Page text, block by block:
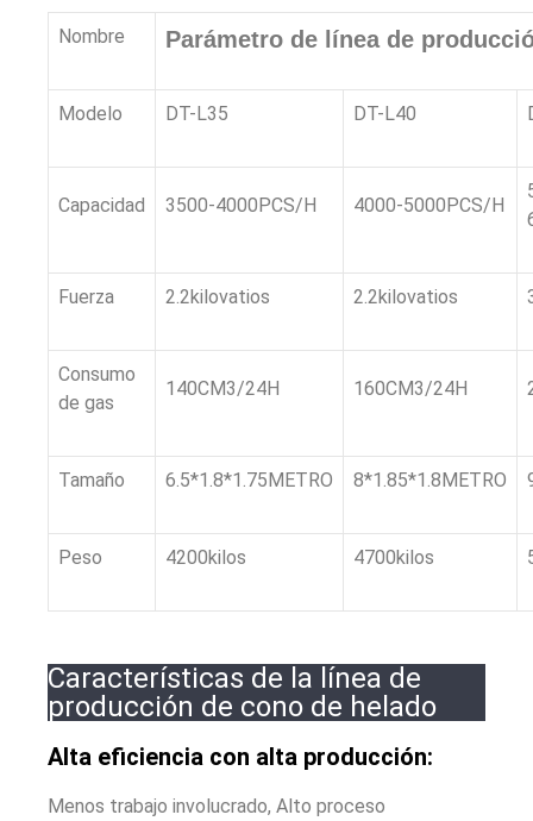
Nombre Parámetro de línea de
Modelo DT-L35 DT-L40
Capacidad 3500-4000PCS/H 4000-5000PCS/H
Fuerza 2.2kilovatios 2.2kilovatios
Consumo
de gas
140CM3/24H 160CM3/24H
Tamaño 6.5*1.8*1.75METRO 8*1.85*1.8METRO
Peso 4200kilos 4700kilos
Características de la línea de
producción de cono de helado
Alta eficiencia con alta producción:
Menos trabajo involucrado, Alto proceso